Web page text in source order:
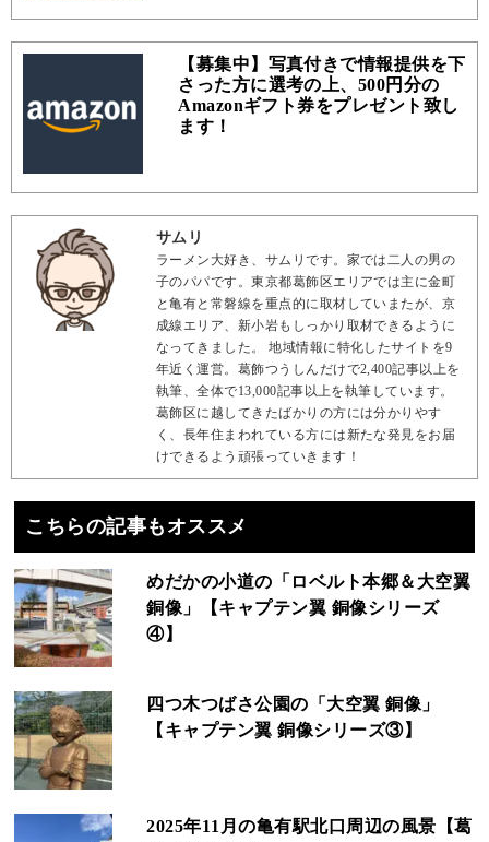
【募集中】写真付きで情報提供を下
さった方に選考の上、500円分の
Amazonギフト券をプレゼント致し
ます！
サムリ
ラーメン大好き、サムリです。家では二人の男の
子のパパです。東京都葛飾区エリアでは主に金町
と亀有と常磐線を重点的に取材していまたが、京
成線エリア、新小岩もしっかり取材できるように
なってきました。 地域情報に特化したサイトを9
年近く運営。葛飾つうしんだけで2,400記事以上を
執筆、全体で13,000記事以上を執筆しています。
葛飾区に越してきたばかりの方には分かりやす
く、長年住まわれている方には新たな発見をお届
けできるよう頑張っていきます！
こちらの記事もオススメ
めだかの小道の「ロベルト本郷＆大空翼
銅像」【キャプテン翼 銅像シリーズ
④】
四つ木つばさ公園の「大空翼 銅像」
【キャプテン翼 銅像シリーズ③】
2025年11月の亀有駅北口周辺の風景【葛